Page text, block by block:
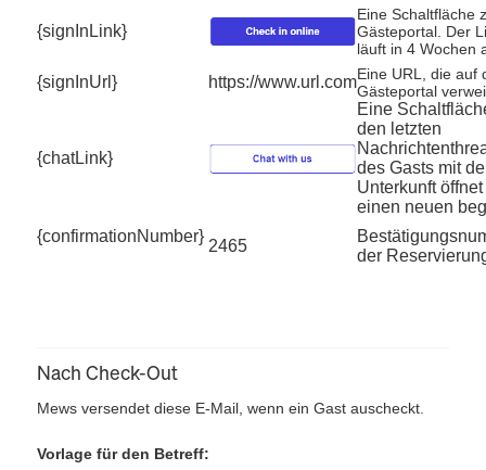
{signInLink}
Eine Schaltfläche
Gästeportal. Der
läuft in 4 Wochen
{signInUrl} https://www.url.comEine URL, die auf
Gästeportal
{chatLink}
Eine
den letzten
des Gasts mit
Unterkunft
einen neuen
{confirmationNumber}
2465
der
Nach Check-Out
Mews versendet diese E-Mail, wenn ein Gast auscheckt.
Vorlage für den Betreff: